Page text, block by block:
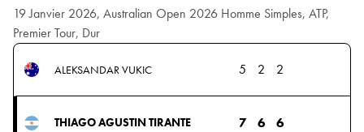
19 Janvier 2026, Australian Open 2026 Homme Simples, ATP,
Premier Tour, Dur
ALEKSANDAR VUKIC 5 2 2
THIAGO AGUSTIN TIRANTE 7 6 6